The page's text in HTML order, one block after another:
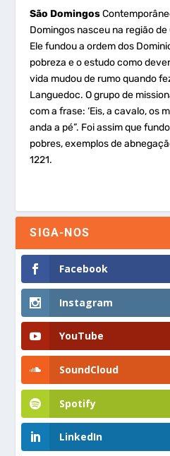
São Domingos
Domingos nasceu na região de
Ele fundou a ordem dos
pobreza e o estudo como
vida mudou de rumo quando
Languedoc. O grupo de
com a frase: ‘Eis, a cavalo, os
anda a pé”. Foi assim que
pobres, exemplos de
1221.
SIGA-NOS
Facebook
Instagram
YouTube
SoundCloud
Spotify
LinkedIn